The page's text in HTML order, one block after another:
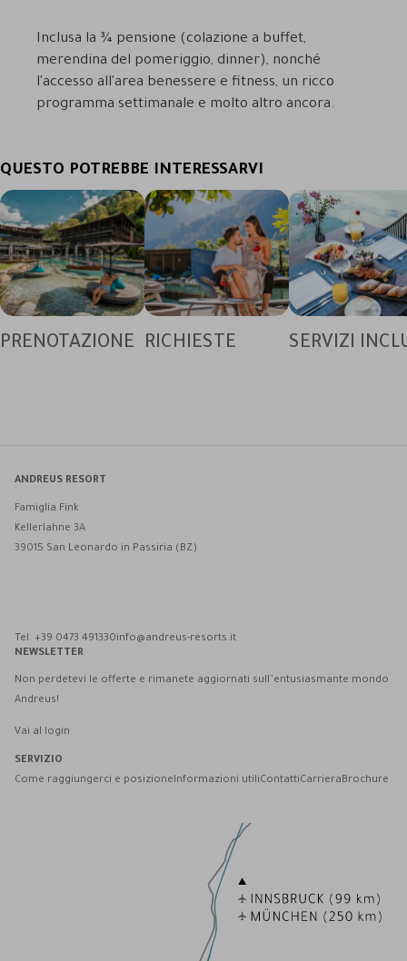
Inclusa la ¾ pensione (colazione a buffet,
merendina del pomeriggio, dinner), nonché
l'accesso all'area benessere e fitness, un ricco
programma settimanale e molto altro ancora.
QUESTO POTREBBE INTERESSARVI
PRENOTAZIONE RICHIESTE SERVIZI
ANDREUS RESORT
Famiglia Fink
Kellerlahne 3A
39015 San Leonardo in Passiria (BZ)
Tel. +39 0473 491330info@andreus-resorts.it
NEWSLETTER
Non perdetevi le offerte e rimanete aggiornati sull’entusiasmante mondo
Andreus!
Vai al login
SERVIZIO
Come raggiungerci e posizioneInformazioni utiliContattiCarrieraBrochure